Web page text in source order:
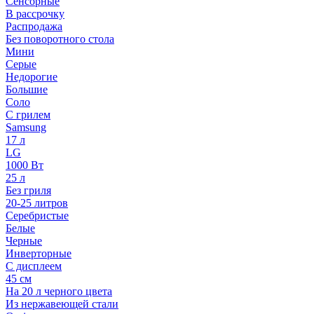
В рассрочку
Распродажа
Без поворотного стола
Мини
Серые
Недорогие
Большие
Соло
С грилем
Samsung
17 л
LG
1000 Вт
25 л
Без гриля
20-25 литров
Серебристые
Белые
Черные
Инверторные
С дисплеем
45 см
На 20 л черного цвета
Из нержавеющей стали